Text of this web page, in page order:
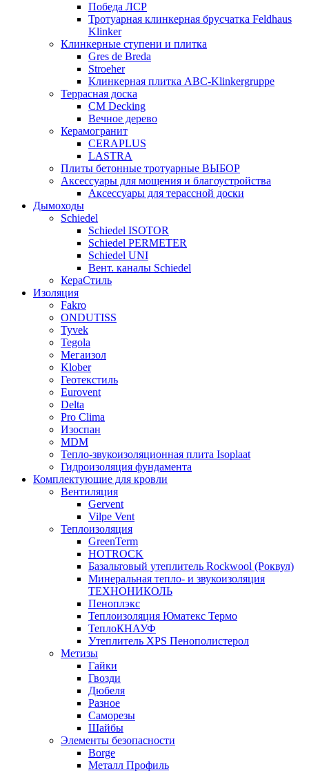
Победа ЛСР
Тротуарная клинкерная брусчатка Feldhaus
Klinker
Клинкерные ступени и плитка
Gres de Breda
Stroeher
Клинкерная плитка ABC-Klinkergruppe
Террасная доска
CM Decking
Вечное дерево
Керамогранит
CERAPLUS
LASTRA
Плиты бетонные тротуарные ВЫБОР
Аксессуары для мощения и благоустройства
Аксессуары для терассной доски
Дымоходы
Schiedel
Schiedel ISOTOR
Schiedel PERMETER
Schiedel UNI
Вент. каналы Schiedel
КераСтиль
Изоляция
Fakro
ONDUTISS
Tyvek
Tegola
Мегаизол
Klober
Геотекстиль
Eurovent
Delta
Pro Clima
Изоспан
MDM
Тепло-звукоизоляционная плита Isoplaat
Гидроизоляция фундамента
Комплектующие для кровли
Вентиляция
Gervent
Vilpe Vent
Теплоизоляция
GreenTerm
HOTROCK
Базальтовый утеплитель Rockwool (Роквул)
Минеральная тепло- и звукоизоляция
ТЕХНОНИКОЛЬ
Пеноплэкс
Теплоизоляция Юматекс Термо
ТеплоКНАУФ
Утеплитель XPS Пенополистерол
Метизы
Гайки
Гвозди
Дюбеля
Разное
Саморезы
Шайбы
Элементы безопасности
Borge
Металл Профиль